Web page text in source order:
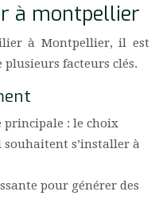
à montpellier
à Montpellier, il est
facteurs clés.
principale : le choix
s’installer à
pour générer des